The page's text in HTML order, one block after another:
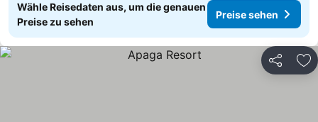
Wähle Reisedaten aus, um die genauen
Preise zu sehen
Preise sehen
Teilen